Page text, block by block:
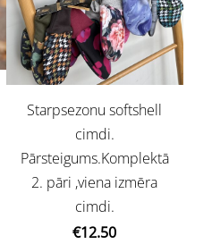
Starpsezonu softshell
cimdi.
Pārsteigums.Komplektā
2. pāri ,viena izmēra
cimdi.
€12.50